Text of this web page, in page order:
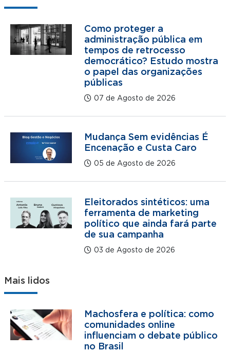
Como proteger a
administração pública em
tempos de retrocesso
democrático? Estudo mostra
o papel das organizações
públicas
07 de Agosto de 2026
Mudança Sem evidências É
Encenação e Custa Caro
05 de Agosto de 2026
Eleitorados sintéticos: uma
ferramenta de marketing
político que ainda fará parte
de sua campanha
03 de Agosto de 2026
Mais lidos
Machosfera e política: como
comunidades online
influenciam o debate público
no Brasil